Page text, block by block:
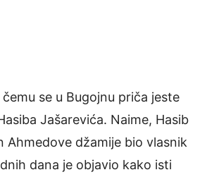
se u Bugojnu priča jeste
Jašarevića. Naime, Hasib
Ahmedove džamije bio vlasnik
dana je objavio kako isti